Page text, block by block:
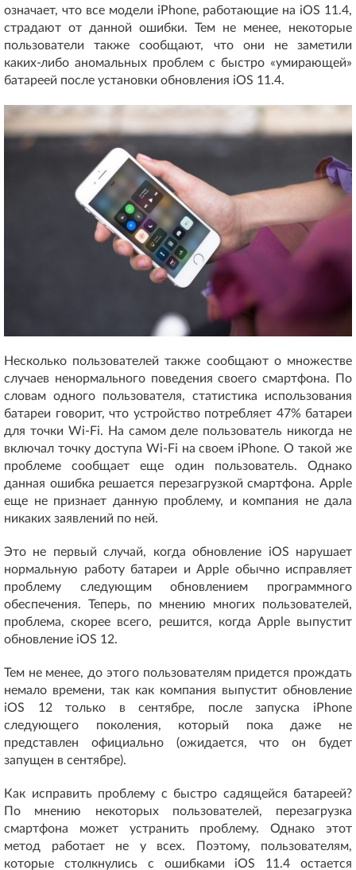
означает, что все модели iPhone, работающие на iOS 11.4,
страдают от данной ошибки. Тем не менее, некоторые
пользователи также сообщают, что они не заметили
каких-либо аномальных проблем с быстро «умирающей»
батареей после установки обновления iOS 11.4.
Несколько пользователей также сообщают о множестве
случаев ненормального поведения своего смартфона. По
словам одного пользователя, статистика использования
батареи говорит, что устройство потребляет 47% батареи
для точки Wi-Fi. На самом деле пользователь никогда не
включал точку доступа Wi-Fi на своем iPhone. О такой же
проблеме сообщает еще один пользователь. Однако
данная ошибка решается перезагрузкой смартфона. Apple
еще не признает данную проблему, и компания не дала
никаких заявлений по ней.
Это не первый случай, когда обновление iOS нарушает
нормальную работу батареи и Apple обычно исправляет
проблему следующим обновлением программного
обеспечения. Теперь, по мнению многих пользователей,
проблема, скорее всего, решится, когда Apple выпустит
обновление iOS 12.
Тем не менее, до этого пользователям придется прождать
немало времени, так как компания выпустит обновление
iOS 12 только в сентябре, после запуска iPhone
следующего поколения, который пока даже не
представлен официально (ожидается, что он будет
запущен в сентябре).
Как исправить проблему с быстро садящейся батареей?
По мнению некоторых пользователей, перезагрузка
смартфона может устранить проблему. Однако этот
метод работает не у всех. Поэтому, пользователям,
которые столкнулись с ошибками iOS 11.4 остается